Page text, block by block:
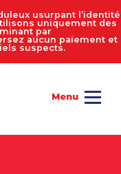
usurpant l’identité
uniquement des
par
aucun paiement et
suspects.